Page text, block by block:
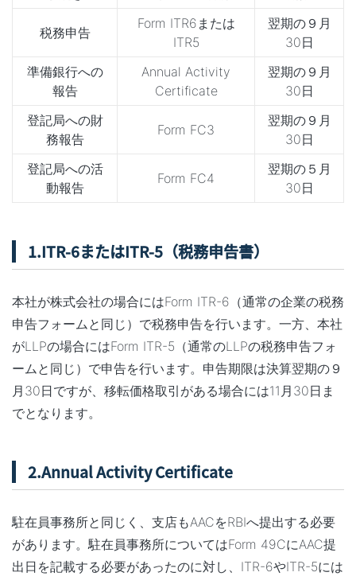
税務申告
Form ITR6または
ITR5
翌期の９月
30日
準備銀行への
報告
Annual Activity
Certificate
翌期の９月
30日
登記局への財
務報告
Form FC3
翌期の９月
30日
登記局への活
動報告
Form FC4
翌期の５月
30日
1.ITR-6またはITR-5（税務申告書）
本社が株式会社の場合にはForm ITR-6（通常の企業の税務
申告フォームと同じ）で税務申告を行います。一方、本社
がLLPの場合にはForm ITR-5（通常のLLPの税務申告フォ
ームと同じ）で申告を行います。申告期限は決算翌期の９
月30日ですが、移転価格取引がある場合には11月30日ま
でとなります。
2.Annual Activity Certificate
駐在員事務所と同じく、支店もAACをRBIへ提出する必要
があります。駐在員事務所についてはForm 49CにAAC提
出日を記載する必要があったのに対し、ITR-6やITR-5には